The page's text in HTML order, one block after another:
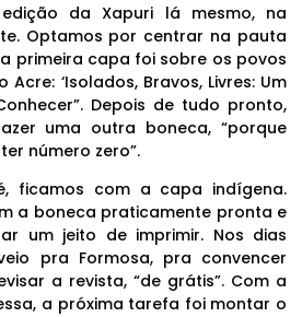
da Xapuri lá mesmo, na
Optamos por centrar na pauta
primeira capa foi sobre os povos
‘Isolados, Bravos, Livres: Um
Depois de tudo pronto,
uma outra boneca, “porque
número zero”.
ficamos com a capa indígena.
a boneca praticamente pronta e
um jeito de imprimir. Nos dias
pra Formosa, pra convencer
a revista, “de grátis”. Com a
a próxima tarefa foi montar o